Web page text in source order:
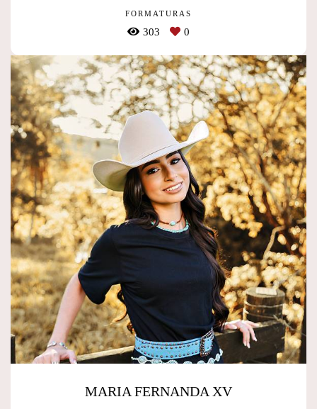
FORMATURAS
303 0
MARIA FERNANDA XV